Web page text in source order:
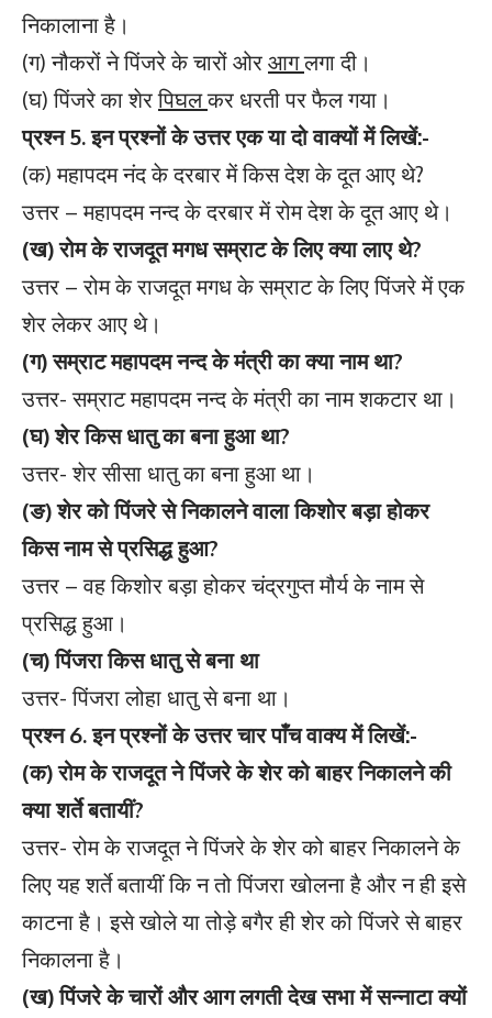
निकालाना है।
(ग) नौकरों ने पिंजरे के चारों ओरआगलगा दी।
(घ) पिंजरे का शेरपिघलकर धरती पर फैल गया।
प्रश्न 5. इन प्रश्नों के उत्तर एक या दो वाक्यों में लिखें:-
(क) महापदम नंद के दरबार में किस देश के दूत आए थे?
उत्तर – महापदम नन्द के दरबार में रोम देश के दूत आए थे।
(ख) रोम के राजदूत मगध सम्राट के लिए क्या लाए थे?
उत्तर – रोम के राजदूत मगध के सम्राट के लिए पिंजरे में एक
शेर लेकर आए थे।
(ग) सम्राट महापदम नन्द के मंत्री का क्या नाम था?
उत्तर- सम्राट महापदम नन्द के मंत्री का नाम शकटार था।
(घ) शेर किस धातु का बना हुआ था?
उत्तर- शेर सीसा धातु का बना हुआ था।
(ङ) शेर को पिंजरे से निकालने वाला किशोर बड़ा होकर
किस नाम से प्रसिद्ध हुआ?
उत्तर – वह किशोर बड़ा होकर चंद्रगुप्त मौर्य के नाम से
प्रसिद्ध हुआ।
(च) पिंजरा किस धातु से बना था
उत्तर- पिंजरा लोहा धातु से बना था।
प्रश्न 6. इन प्रश्नों के उत्तर चार पाँच वाक्य में लिखें:-
(क) रोम के राजदूत ने पिंजरे के शेर को बाहर निकालने की
क्या शर्ते बतायीं?
उत्तर- रोम के राजदूत ने पिंजरे के शेर को बाहर निकालने के
लिए यह शर्ते बतायीं कि न तो पिंजरा खोलना है और न ही इसे
काटना है। इसे खोले या तोड़े बगैर ही शेर को पिंजरे से बाहर
निकालना है।
(ख) पिंजरे के चारों और आग लगती देख सभा में सन्नाटा क्यों